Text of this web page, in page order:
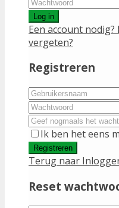
Log in
Een account
vergeten?
Registreren
Ik ben het eens
Registreren
Terug naar
Reset